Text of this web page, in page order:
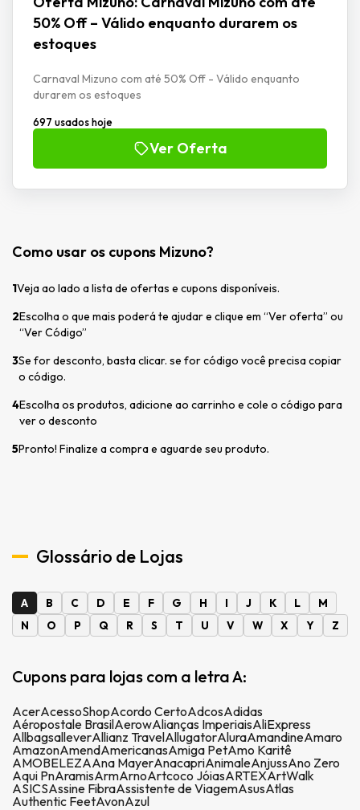
50% Off – Válido enquanto durarem os
estoques
Carnaval Mizuno com até 50% Off - Válido enquanto
durarem os estoques
697 usados hoje
Ver Oferta
Como usar os cupons Mizuno?
1Veja ao lado a lista de ofertas e cupons disponíveis.
2Escolha o que mais poderá te ajudar e clique em “Ver oferta” ou
“Ver Código”
3Se for desconto, basta clicar. se for código você precisa copiar
o código.
4Escolha os produtos, adicione ao carrinho e cole o código para
ver o desconto
5Pronto! Finalize a compra e aguarde seu produto.
Glossário de Lojas
A B C D E F G H I J K L
M
N
O P Q R S T U V W X Y Z
Cupons para lojas com a letra A:
AcerAcessoShopAcordo CertoAdcosAdidas
Aéropostale BrasilAerowAlianças ImperiaisAliExpress
AllbagsalleverAllianz TravelAllugatorAluraAmandineAmaro
AmazonAmendAmericanasAmiga PetAmo Karitê
AMOBELEZAAna MayerAnacapriAnimaleAnjussAno Zero
Aqui PnAramisArmArnoArtcoco JóiasARTEXArtWalk
ASICSAssine FibraAssistente de ViagemAsusAtlas
Authentic FeetAvonAzul